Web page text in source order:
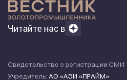
Читайте нас в
Свидетельство о регистрации СМИ:
Учредитель: АО «АЭИ «ПРАЙМ»